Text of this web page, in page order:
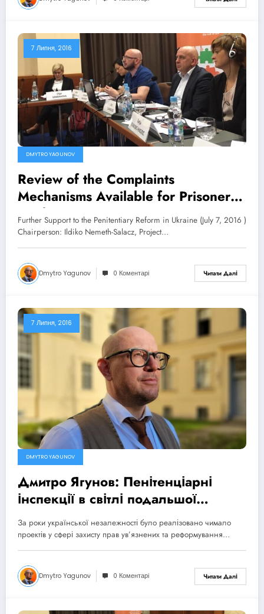
7 Липня, 2016
DMYTRO YAGUNOV
Review of the Complaints
Mechanisms Available for Prisoners
in Ukraine
Further Support to the Penitentiary Reform in Ukraine (July 7, 2016 )
Chairperson: Ildiko Nemeth-Salacz, Project…
Dmytro Yagunov 0 Коментарі Читати Далі
7 Липня, 2016
DMYTRO YAGUNOV
Дмитро Ягунов: Пенітенціарні
інспекції в світлі подальшої
пенітенціарної реформи
За роки української незалежності було реалізовано чимало
проектів у сфері захисту прав ув’язнених та реформування…
Dmytro Yagunov 0 Коментарі Читати Далі